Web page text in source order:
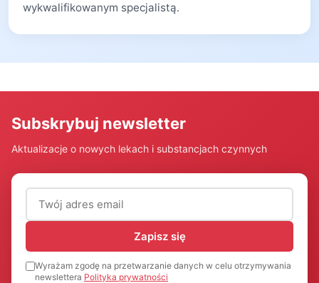
wykwalifikowanym specjalistą.
Subskrybuj newsletter
Aktualizacje o nowych lekach i substancjach czynnych
Adres email (wymagany)
Zapisz się
Wyrażam zgodę na przetwarzanie danych w celu otrzymywania
newslettera Polityka prywatności